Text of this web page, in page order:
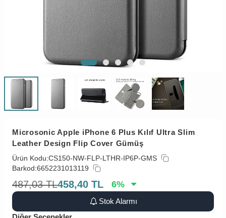
Microsonic Apple iPhone 6 Plus Kılıf Ultra Slim
Leather Design Flip Cover Gümüş
Ürün Kodu:CS150-NW-FLP-LTHR-IP6P-GMS
Barkod:6652231013119
487,03 TL458,40 TL 6%
Stok Alarmı